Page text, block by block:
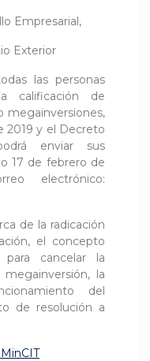
Empresarial,
Exterior
las personas
calificación de
megainversiones,
2019 y el Decreto
enviar sus
17 de febrero de
electrónico:
de la radicación
el concepto
cancelar la
la
del
de resolución a